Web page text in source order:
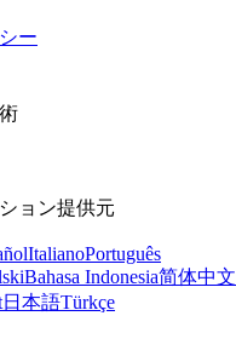
ー
ョン提供元
ItalianoPortuguês
Bahasa Indonesia简体中文
日本語Türkçe